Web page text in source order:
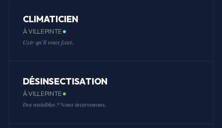
CLIMATICIEN
À VILLEPINTE
L'air qu'il vous faut.
DÉSINSECTISATION
À VILLEPINTE
Des nuisibles ? Nous intervenons.